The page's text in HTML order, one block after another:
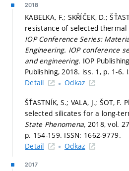
2018
KABELKA, F.; SKŘÍČEK, D.;
resistance of selected
IOP Conference Series:
Engineering. IOP conference
and engineering. IOP
Publishing, 2018. iss. 1, p. 1-6.
Detail
Odkaz
ŠŤASTNÍK, S.; VALA, J.; ŠOT,
selected silicates for a long-
State Phenomena, 2018, vol.
p. 154-159. ISSN: 1662-9779.
Detail
Odkaz
2017